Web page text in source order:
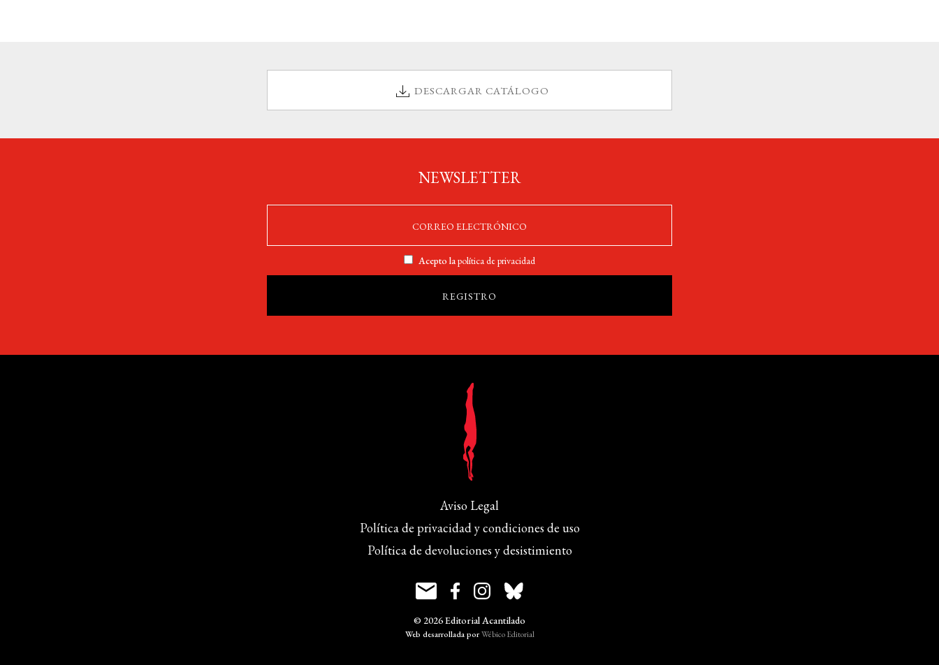
DESCARGAR CATÁLOGO
NEWSLETTER
Acepto lapolítica de privacidad
Aviso Legal
Política de privacidad y condiciones de uso
Política de devoluciones y desistimiento
© 2026 Editorial Acantilado
Web desarrollada porWébico Editorial